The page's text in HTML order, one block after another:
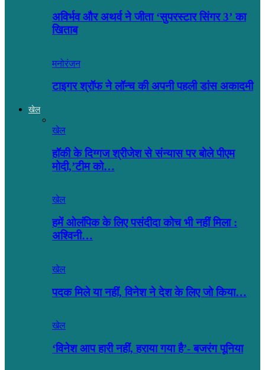
अविर्भव और अथर्व ने जीता ‘सुपरस्टार सिंगर 3’ का
खिताब
मनोरंजन
टाइगर श्रॉफ ने लॉन्च की अपनी पहली डांस अकादमी
खेल
खेल
हॉकी के दिग्गज श्रीजेश से संन्यास पर बोले पीएम
मोदी,’टीम को…
खेल
हमें ओलंपिक के लिए पसंदीदा कोच भी नहीं मिला :
अश्विनी…
खेल
पदक मिले या नहीं, विनेश ने देश के लिए जो किया…
खेल
‘विनेश आप हारी नहीं, हराया गया है’- बजरंग पूनिया